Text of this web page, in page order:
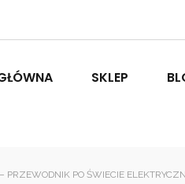
SKLEP
PO ŚWIECIE